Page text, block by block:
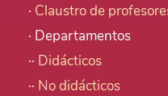
· Claustro de
· Departamentos
·· Didácticos
·· No didácticos